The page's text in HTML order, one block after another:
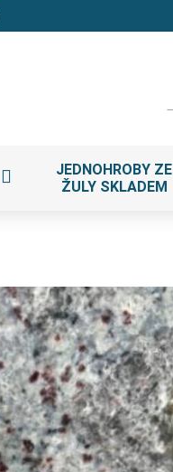
JEDNOHROBY ZE
ŽULY SKLADEM